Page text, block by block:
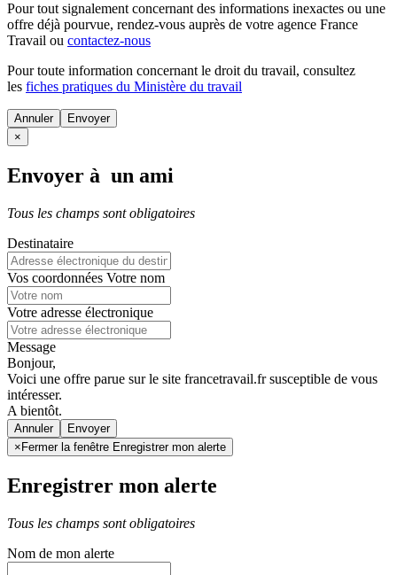
Pour tout signalement concernant des informations inexactes ou une
offre déjà pourvue, rendez-vous auprès de votre agence France
Travail ou contactez-nous
Pour toute information concernant le droit du travail, consultez
les fiches pratiques du Ministère du travail
Annuler
×
Envoyer à un ami
Tous les champs sont obligatoires
Destinataire
Vos coordonnées Votre nom
Votre adresse électronique
Message
Bonjour,
Voici une offre parue sur le site francetravail.fr susceptible de vous
intéresser.
A bientôt.
Annuler
× Fermer la fenêtre Enregistrer mon alerte
Enregistrer mon alerte
Tous les champs sont obligatoires
Nom de mon alerte